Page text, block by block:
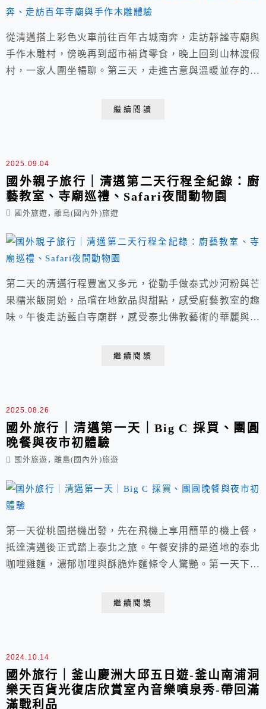
從清邁搭上彩色火車前往百年古城南奔，走訪靜謐寺廟與
手作木雕村，傍晚再到超市補貨零食，晚上回到山林渡假
村，一家人圍坐暢聊。第三天，走進古意與溫暖並存的一
繼續閱讀
2025.09.04
國外親子旅行｜清邁第二天行程全紀錄：廚
藝教室、寺廟巡禮、Safari夜間動物園
國外旅遊 , 離島(國內外)旅遊
第二天的清邁行程豐富又多元，從動手做泰式炒河粉與芒
果糯米飯開始，品嚐在地飲品與甜點，感受廚藝教室的趣
味。午後走訪藍白寺廟群，感受泰北佛教藝術的華麗與靜
餵食體驗好難忘。夜晚在熱帶雨林風格的森林系餐廳用
繼續閱讀
2025.08.26
國外旅行｜清邁第一天｜Big C 採買、團圓
晚餐與夜市初體驗
國外旅遊 , 離島(國內外)旅遊
第一天從桃園搭機出發，先在飛機上享用簡單的機上餐，
抵達清邁後正式踏上泰北之旅。午餐安排的是道地的泰北
咖哩雞麵，濃郁咖哩與酥脆炸麵條令人驚艷。第一天下午
感受歷史與文化的厚度。傍晚則到BIG C超市採買，在地
繼續閱讀
2024.10.14
國外旅行｜釜山慶洲大邱五日遊-釜山南浦洞
樂天百貨光復店欣賞室內音樂噴泉秀-帶回滿
滿戰利品